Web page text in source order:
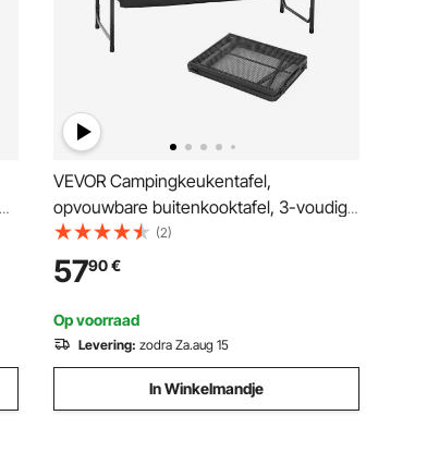
VEVOR Campingkeukentafel,
opvouwbare buitenkooktafel, 3-voudig
in hoogte verstelbaar, draagbaar
aluminium kookstation met organizer en
draaggreep, voor barbecues, picknicks,
camperreizen, zwart
(2)
5790€
Op voorraad
Levering: zodra Za.aug 15
In Winkelmandje